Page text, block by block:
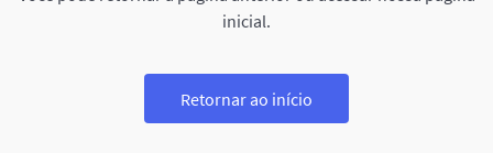
inicial.
Retornar ao início